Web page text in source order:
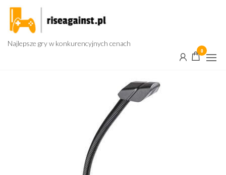
Przejdź
treści
Najlepsze gry w konkurencyjnych cenach
0